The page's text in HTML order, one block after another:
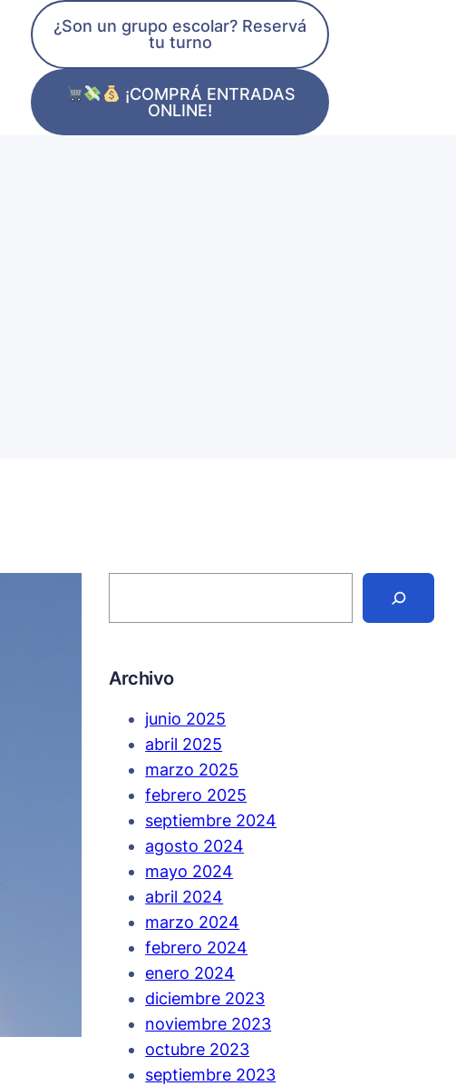
¿Son un grupo escolar? Reservá
tu turno
¡COMPRÁ ENTRADAS
ONLINE!
S
r
Archivo
junio 2025
abril 2025
marzo 2025
febrero 2025
septiembre 2024
agosto 2024
mayo 2024
abril 2024
marzo 2024
febrero 2024
enero 2024
diciembre 2023
noviembre 2023
octubre 2023
septiembre 2023